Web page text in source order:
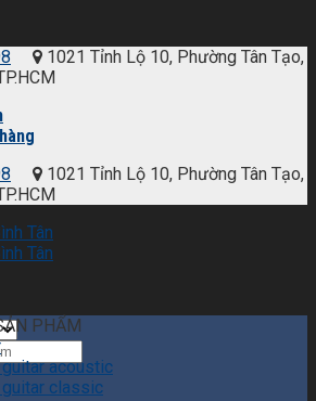
1021 Tỉnh Lộ 10, Phường Tân Tạo,
1021 Tỉnh Lộ 10, Phường Tân Tạo,
PHẨM
acoustic
classic